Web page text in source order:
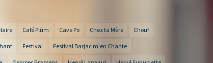
Café Plùm Cave Po Chez ta Mère Chouf
Festival Festival Barjac m'en Chante